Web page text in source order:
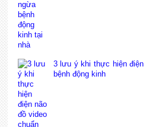
3 lưu ý khi thực hiện điện
bệnh động kinh